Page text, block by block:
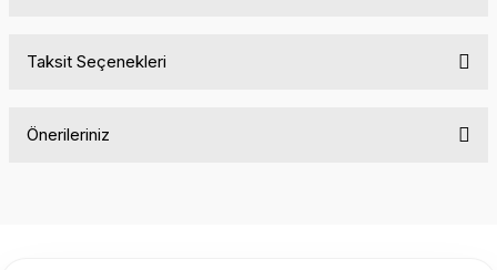
Taksit Seçenekleri
Önerileriniz